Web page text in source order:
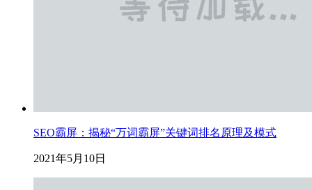
SEO霸屏：揭秘“万词霸屏”关键词排名原理及模式
2021年5月10日